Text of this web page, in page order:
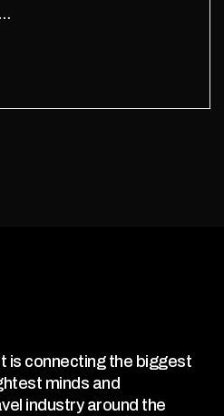
is connecting the biggest
minds and
industry around the